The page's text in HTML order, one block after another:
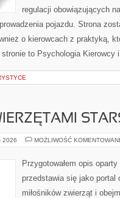
regulacji obowiązujących
pojazdu. Strona
o kierowcach z praktyką,
stronie to Psychologia
2026 MOŻLIWOŚĆ
Przygotowałem opis
przedstawia się jako portal
miłośników zwierząt i